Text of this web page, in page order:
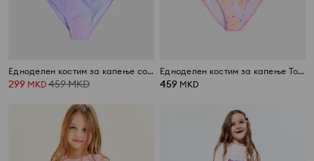
Едноделен костим за капење со омбре ефект Stitch
299 MKD 459MKD
Едноделен костим за капење Toy Story
459 MKD